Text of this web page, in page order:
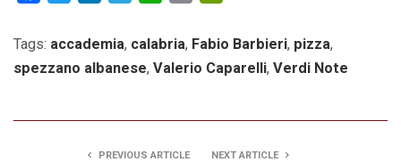
Tags: accademia, calabria, Fabio Barbieri, pizza,
spezzano albanese, Valerio Caparelli, Verdi Note
PREVIOUS ARTICLE NEXT ARTICLE